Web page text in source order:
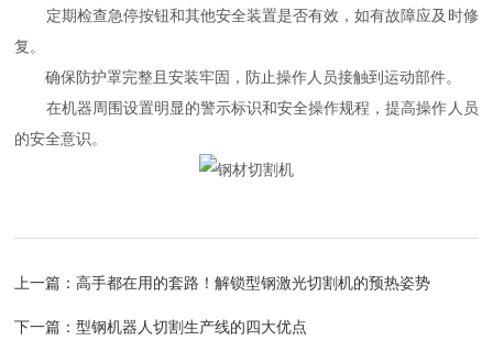
定期检查急停按钮和其他安全装置是否有效，如有故障应及时修
复。
确保防护罩完整且安装牢固，防止操作人员接触到运动部件。
在机器周围设置明显的警示标识和安全操作规程，提高操作人员
的安全意识。
上一篇：高手都在用的套路！解锁型钢激光切割机的预热姿势
下一篇：型钢机器人切割生产线的四大优点